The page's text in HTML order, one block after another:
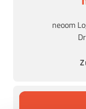
neoom
Zum